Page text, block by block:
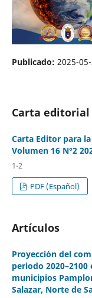
Publicado: 2025-
Carta editorial
Carta Editor para
Volumen 16 N°2
1-2
PDF (Español)
Artículos
Proyección del
periodo
municipios
Salazar, Norte de